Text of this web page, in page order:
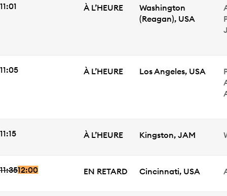
HEURE DE DÉPART
11:01 ÉTAT
À L’HEURE Ville
Washington
(Reagan), USA
HEURE DE DÉPART
11:05 ÉTAT
À L’HEURE Ville
Los Angeles, USA
HEURE DE DÉPART
11:15 ÉTAT
À L’HEURE Ville
Kingston,JAM
Heure de départ
11:3512:00 ÉTAT
EN RETARD Ville
Cincinnati, USA